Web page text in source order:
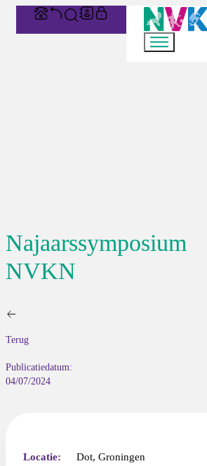
Najaarssymposium
NVKN
Terug
Publicatiedatum:
04/07/2024
Locatie: Dot, Groningen